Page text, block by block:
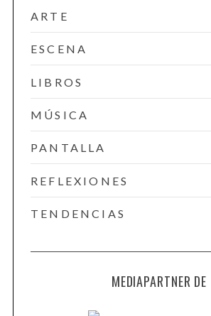
ARTE
ESCENA
LIBROS
MÚSICA
PANTALLA
REFLEXIONES
TENDENCIAS
MEDIAPARTNER DE